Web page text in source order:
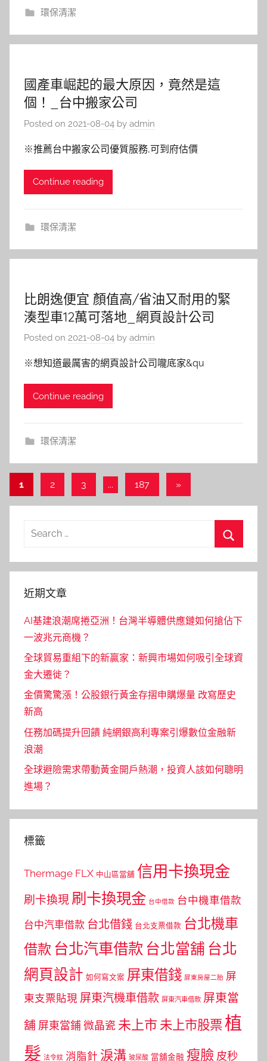
環保清潔
國產車崛起的最大原因，竟然是這
個！_台中搬家公司
Posted on 2021-08-04 by admin
※推薦台中搬家公司優質服務,可到府估價
Continue reading
環保清潔
比朗逸便宜 顏值高/省油又耐用的緊
湊型車12萬可落地_網頁設計公司
Posted on 2021-08-04 by admin
※想知道最厲害的網頁設計公司嚨底家&qu
Continue reading
環保清潔
文
章
1 2 3 ... 187
Next
»
Search
近期文章
AI基建浪潮席捲亞洲！台灣半導體供應鏈如何搶佔下
一波兆元商機？
全球貿易重組下的新贏家：新興市場如何吸引全球資
金大遷徙？
金價驚驚漲！公股銀行黃金存摺申購爆量 改寫歷史
新高
任務加碼提升回饋 純網銀高利專案引爆數位金融新
浪潮
全球避險需求帶動黃金開戶熱潮，投資人該如何聰明
進場？
標籤
Thermage FLX 中山區當舖 信用卡換現金
刷卡換現 刷卡換現金 台中借款 台中機車借款
台中汽車借款 台北借錢 台北支票借款 台北機車
借款 台北汽車借款 台北當舖 台北
網頁設計 如何寫文案 屏東借錢 屏東房屋二胎 屏
東支票貼現 屏東汽機車借款 屏東汽車借款 屏東當
舖 屏東當鋪 微晶瓷 未上市 未上市股票植
髮 法令紋 消脂針 淚溝 玻尿酸 當舖金融 瘦臉 皮秒